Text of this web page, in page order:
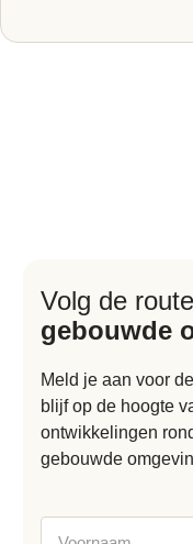
Volg de
gebouwde
Meld je aan voor
blijf op de hoogte
ontwikkelingen
gebouwde